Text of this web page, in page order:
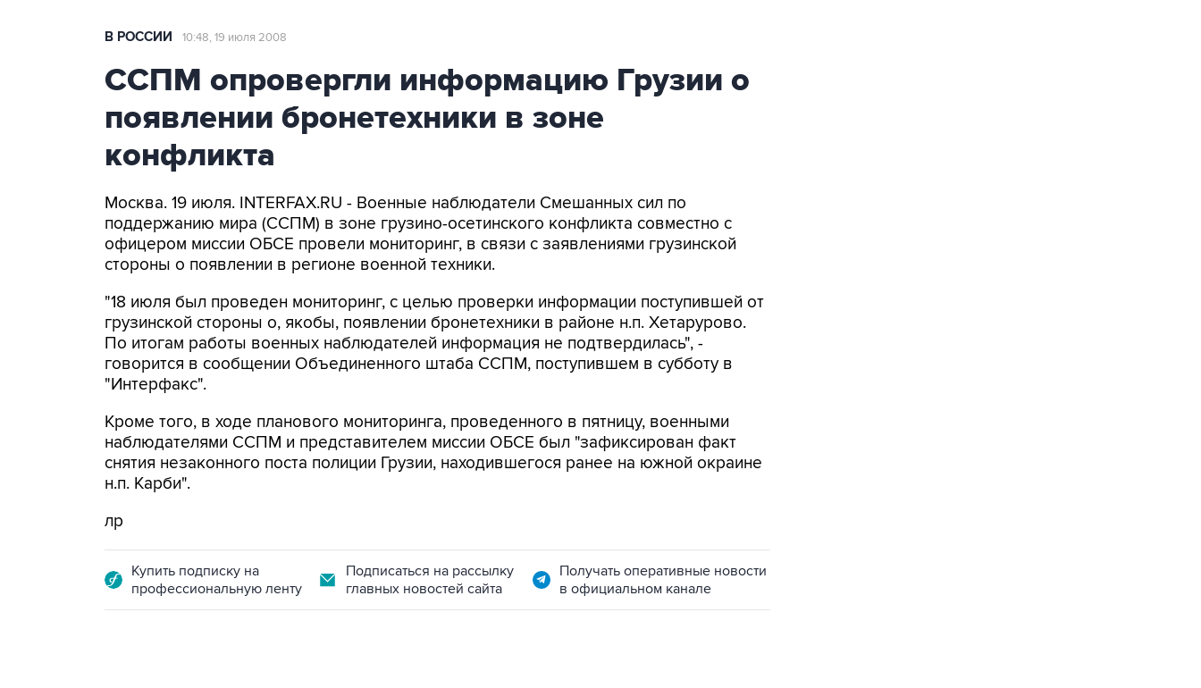
В РОССИИ 10:48, 19 июля 2008
ССПМ опровергли информацию Грузии о
появлении бронетехники в зоне
конфликта
Москва. 19 июля. INTERFAX.RU - Военные наблюдатели Смешанных сил по
поддержанию мира (ССПМ) в зоне грузино-осетинского конфликта совместно с
офицером миссии ОБСЕ провели мониторинг, в связи с заявлениями грузинской
стороны о появлении в регионе военной техники.
"18 июля был проведен мониторинг, с целью проверки информации поступившей от
грузинской стороны о, якобы, появлении бронетехники в районе н.п. Хетарурово.
По итогам работы военных наблюдателей информация не подтвердилась", -
говорится в сообщении Объединенного штаба ССПМ, поступившем в субботу в
"Интерфакс".
Кроме того, в ходе планового мониторинга, проведенного в пятницу, военными
наблюдателями ССПМ и представителем миссии ОБСЕ был "зафиксирован факт
снятия незаконного поста полиции Грузии, находившегося ранее на южной окраине
н.п. Карби".
лр
Купить подписку на
профессиональную ленту
Подписаться на рассылку
главных новостей сайта
Получать оперативные новости
в официальном канале